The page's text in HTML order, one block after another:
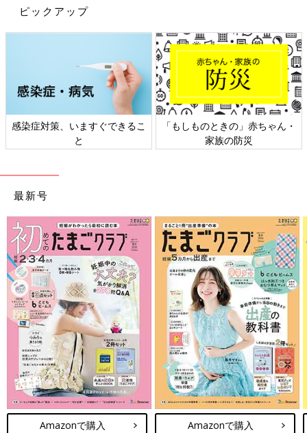
ピックアップ
感染症対策、いますぐできるこ
と
「もしものときの」赤ちゃん・
家族の防災
最新号
Amazonで購入 Amazonで購入